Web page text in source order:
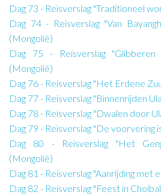
Dag 73 - Reisverslag "Traditioneel
Dag 74 - Reisverslag "Van
(Mongolië)
Dag 75 - Reisverslag
(Mongolië)
Dag 76 - Reisverslag "Het Erdene
Dag 77 - Reisverslag "Binnenrijden
Dag 78 - Reisverslag "Dwalen door
Dag 79 - Reisverslag "De voorvering
Dag 80 - Reisverslag "Het
(Mongolië)
Dag 81 - Reisverslag "Aanrijding met
Dag 82 - Reisverslag "Feest in